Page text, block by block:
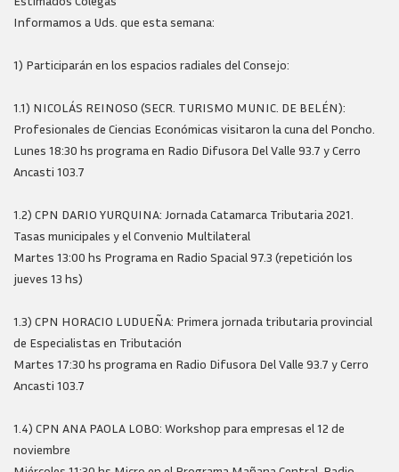
Informamos a Uds. que esta semana:
1) Participarán en los espacios radiales del Consejo:
1.1) NICOLÁS REINOSO (SECR. TURISMO MUNIC. DE BELÉN):
Profesionales de Ciencias Económicas visitaron la cuna del Poncho.
Lunes 18:30 hs programa en Radio Difusora Del Valle 93.7 y Cerro
Ancasti 103.7
1.2) CPN DARIO YURQUINA: Jornada Catamarca Tributaria 2021.
Tasas municipales y el Convenio Multilateral
Martes 13:00 hs Programa en Radio Spacial 97.3 (repetición los
jueves 13 hs)
1.3) CPN HORACIO LUDUEÑA: Primera jornada tributaria provincial
de Especialistas en Tributación
Martes 17:30 hs programa en Radio Difusora Del Valle 93.7 y Cerro
Ancasti 103.7
1.4) CPN ANA PAOLA LOBO: Workshop para empresas el 12 de
noviembre